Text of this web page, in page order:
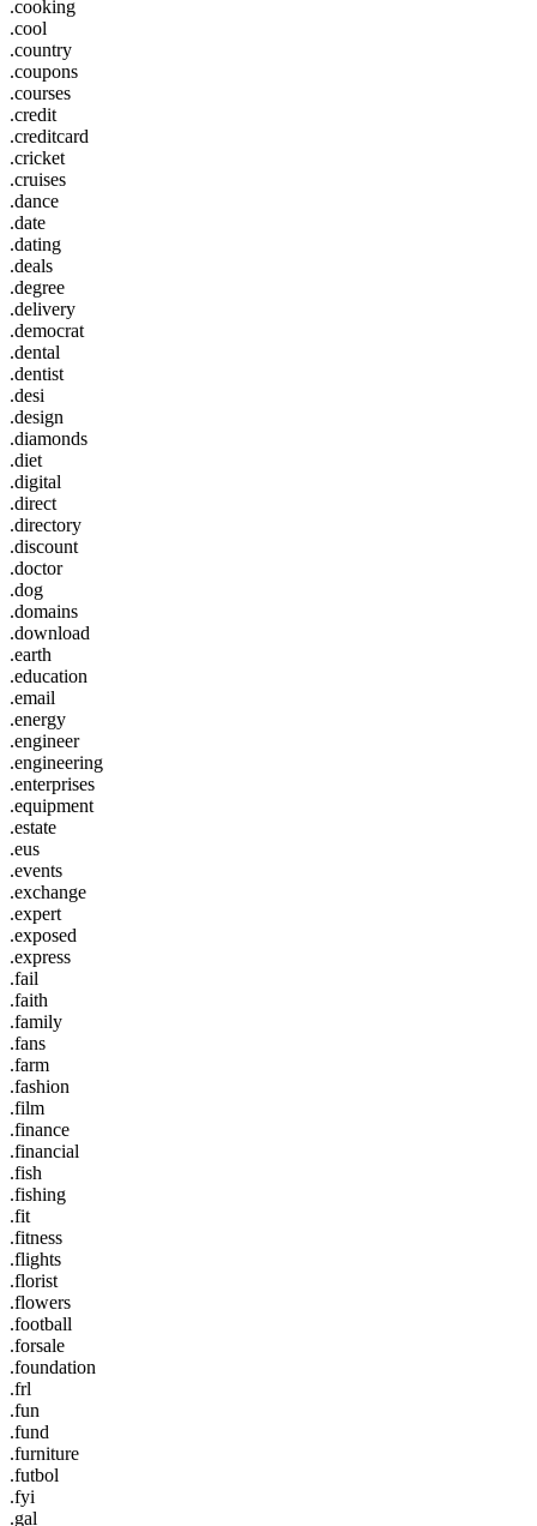
.cooking
.cool
.country
.coupons
.courses
.credit
.creditcard
.cricket
.cruises
.dance
.date
.dating
.deals
.degree
.delivery
.democrat
.dental
.dentist
.desi
.design
.diamonds
.diet
.digital
.direct
.directory
.discount
.doctor
.dog
.domains
.download
.earth
.education
.email
.energy
.engineer
.engineering
.enterprises
.equipment
.estate
.eus
.events
.exchange
.expert
.exposed
.express
.fail
.faith
.family
.fans
.farm
.fashion
.film
.finance
.financial
.fish
.fishing
.fit
.fitness
.flights
.florist
.flowers
.football
.forsale
.foundation
.frl
.fun
.fund
.furniture
.futbol
.fyi
.gal